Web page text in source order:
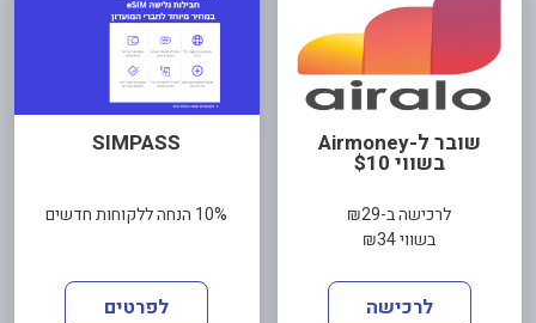
שובר ל-Airmoney
בשווי $10
לרכישה ב-₪29
בשווי ₪34
לרכישה
SIMPASS
10% הנחה ללקוחות חדשים
לפרטים